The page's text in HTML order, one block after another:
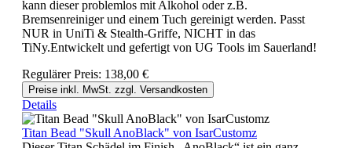
kann dieser problemlos mit Alkohol oder z.B.
Bremsenreiniger und einem Tuch gereinigt werden. Passt
NUR in UniTi & Stealth-Griffe, NICHT in das
TiNy.Entwickelt und gefertigt von UG Tools im Sauerland!
Regulärer Preis: 138,00 €
Preise inkl. MwSt. zzgl. Versandkosten
Details
Titan Bead "Skull AnoBlack" von IsarCustomz